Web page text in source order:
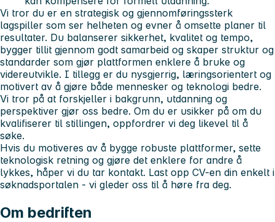
Vi tror du er en strategisk og gjennomføringssterk
lagspiller som ser helheten og evner å omsette planer til
resultater. Du balanserer sikkerhet, kvalitet og tempo,
bygger tillit gjennom godt samarbeid og skaper struktur og
standarder som gjør plattformen enklere å bruke og
videreutvikle. I tillegg er du nysgjerrig, læringsorientert og
motivert av å gjøre både mennesker og teknologi bedre.
Vi tror på at forskjeller i bakgrunn, utdanning og
perspektiver gjør oss bedre. Om du er usikker på om du
kvalifiserer til stillingen, oppfordrer vi deg likevel til å
søke.
Hvis du motiveres av å bygge robuste plattformer, sette
teknologisk retning og gjøre det enklere for andre å
lykkes, håper vi du tar kontakt. Last opp CV-en din enkelt i
søknadsportalen - vi gleder oss til å høre fra deg.
Om bedriften